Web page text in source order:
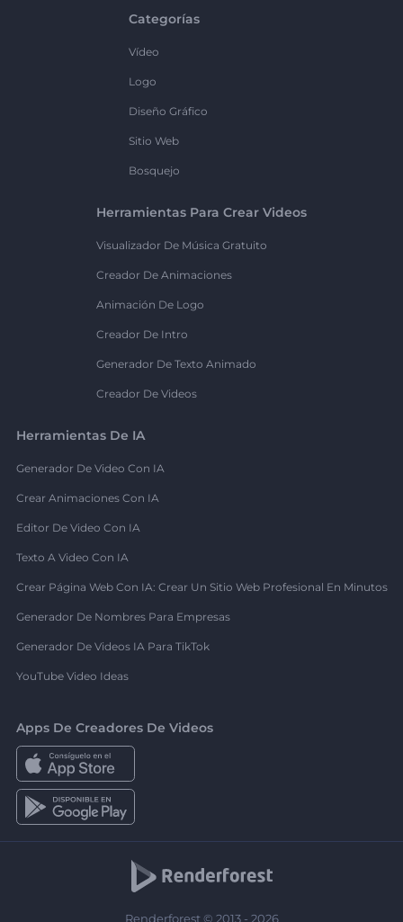
Categorías
Vídeo
Logo
Diseño Gráfico
Sitio Web
Bosquejo
Herramientas Para Crear Videos
Visualizador De Música Gratuito
Creador De Animaciones
Animación De Logo
Creador De Intro
Generador De Texto Animado
Creador De Videos
Herramientas De IA
Generador De Video Con IA
Crear Animaciones Con IA
Editor De Video Con IA
Texto A Video Con IA
Crear Página Web Con IA: Crear Un Sitio Web Profesional En Minutos
Generador De Nombres Para Empresas
Generador De Videos IA Para TikTok
YouTube Video Ideas
Apps De Creadores De Videos
Renderforest © 2013 - 2026